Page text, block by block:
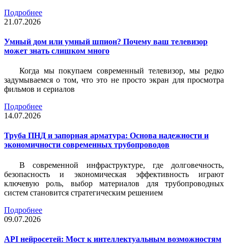
Подробнее
21.07.2026
Умный дом или умный шпион? Почему ваш телевизор
может знать слишком много
Когда мы покупаем современный телевизор, мы редко
задумываемся о том, что это не просто экран для просмотра
фильмов и сериалов
Подробнее
14.07.2026
Труба ПНД и запорная арматура: Основа надежности и
экономичности современных трубопроводов
В современной инфраструктуре, где долговечность,
безопасность и экономическая эффективность играют
ключевую роль, выбор материалов для трубопроводных
систем становится стратегическим решением
Подробнее
09.07.2026
API нейросетей: Мост к интеллектуальным возможностям